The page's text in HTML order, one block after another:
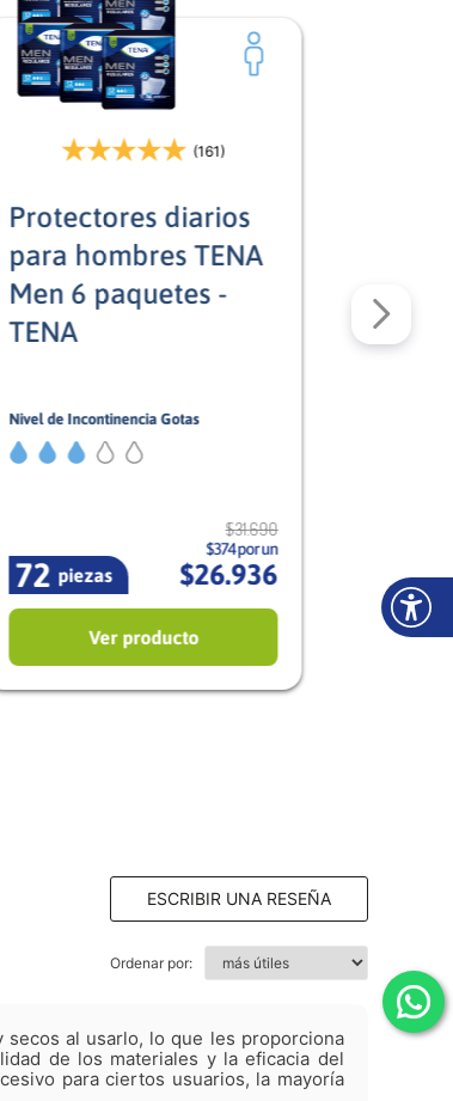
(161)
Protectores diarios
para hombres TENA
Men 6 paquetes -
TENA
Nivel de Incontinencia Gotas
3/5
piezas
72
$31.690
$374 por un
$26.936
Ver producto
ESCRIBIR UNA RESEÑA
Ordenar por:
secos al usarlo, lo que les proporciona
de los materiales y la eficacia del
para ciertos usuarios, la mayoría